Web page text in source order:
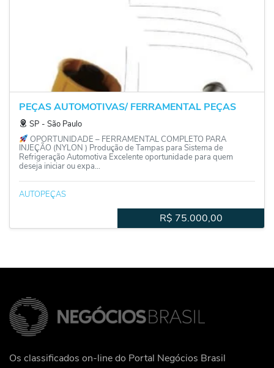
PEÇAS AUTOMOTIVAS/ FERRAMENTAL PEÇAS
SP ‐ São Paulo
OPORTUNIDADE – FERRAMENTAL COMPLETO PARA
INJEÇÃO (NYLON ) Produção de Tampas para Sistema de
Refrigeração Automotiva Excelente oportunidade para quem
deseja iniciar ou expa...
AUTOPEÇAS
R$ 75.000,00
Os classificados on-line do Portal Negócios Brasil